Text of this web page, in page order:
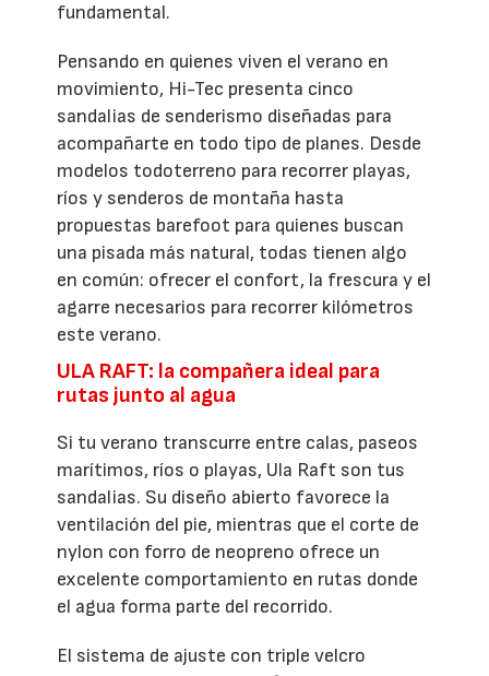
fundamental.
Pensando en quienes viven el verano en
movimiento, Hi-Tec presenta cinco
sandalias de senderismo diseñadas para
acompañarte en todo tipo de planes. Desde
modelos todoterreno para recorrer playas,
ríos y senderos de montaña hasta
propuestas barefoot para quienes buscan
una pisada más natural, todas tienen algo
en común: ofrecer el confort, la frescura y el
agarre necesarios para recorrer kilómetros
este verano.
ULA RAFT: la compañera ideal para
rutas junto al agua
Si tu verano transcurre entre calas, paseos
marítimos, ríos o playas, Ula Raft son tus
sandalias. Su diseño abierto favorece la
ventilación del pie, mientras que el corte de
nylon con forro de neopreno ofrece un
excelente comportamiento en rutas donde
el agua forma parte del recorrido.
El sistema de ajuste con triple velcro